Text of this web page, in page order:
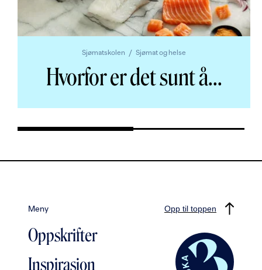
Sjømatskolen Sjømat og helse
Hvorfor er det sunt å...
Meny
Oppskrifter
Inspirasjon
Opp til toppen